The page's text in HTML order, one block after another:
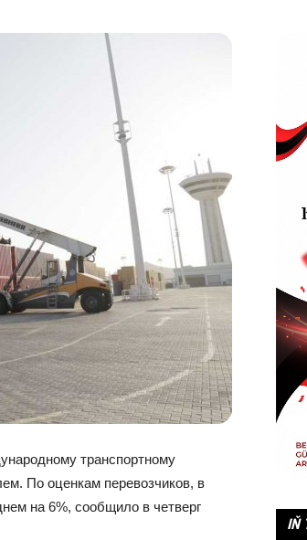
транспортному
По оценкам перевозчиков, в
на 6%, сообщило в четверг
IŇ